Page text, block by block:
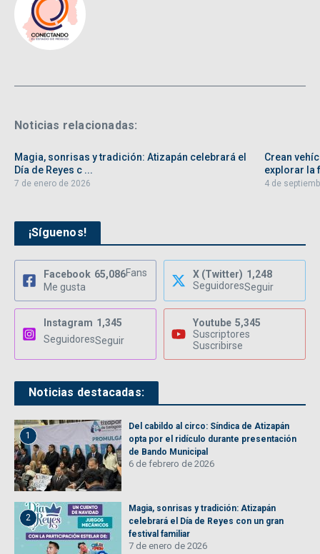
Noticias relacionadas:
Magia, sonrisas y tradición: Atizapán celebrará el
Día de Reyes c ...
7 de enero de 2026
Crean
explorar la
4 de
¡Síguenos!
Facebook 65,086Fans
Me gusta
X (Twitter) 1,248
SeguidoresSeguir
Instagram 1,345
SeguidoresSeguir
Youtube 5,345
Suscriptores
Suscribirse
Noticias destacadas:
1
Del cabildo al circo: Síndica de Atizapán
opta por el ridículo durante presentación
de Bando Municipal
6 de febrero de 2026
2
Magia, sonrisas y tradición: Atizapán
celebrará el Día de Reyes con un gran
festival familiar
7 de enero de 2026